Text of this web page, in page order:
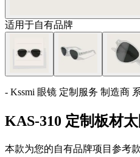
适用于自有品牌
- Kssmi 眼镜 定制服务 制造商
KAS-310 定制板材
本款为您的自有品牌项目参考